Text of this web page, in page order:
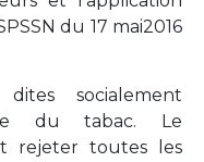
du 17 mai2016
socialement
du tabac. Le
rejeter toutes les